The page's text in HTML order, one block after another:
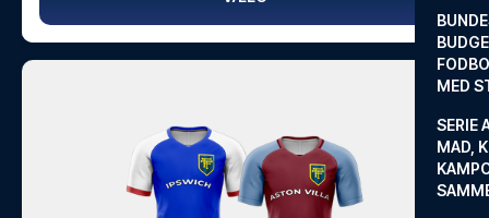
MED
SERIE
MAD,